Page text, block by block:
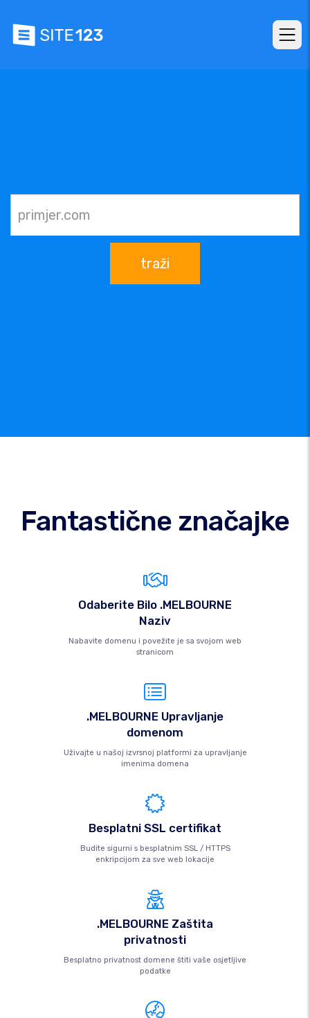
traži
Fantastične značajke
Odaberite Bilo .MELBOURNE
Naziv
Nabavite domenu i povežite je sa svojom web
stranicom
.MELBOURNE Upravljanje
domenom
Uživajte u našoj izvrsnoj platformi za upravljanje
imenima domena
Besplatni SSL certifikat
Budite sigurni s besplatnim SSL / HTTPS
enkripcijom za sve web lokacije
.MELBOURNE Zaštita
privatnosti
Besplatno privatnost domene štiti vaše osjetljive
podatke